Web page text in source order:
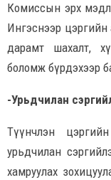
Комиссын эрх
Ингэснээр цэргийн
дарамт шахалт,
боломж бүрдэхээр
-Урьдчилан
Түүнчлэн
урьдчилан
хамруулах